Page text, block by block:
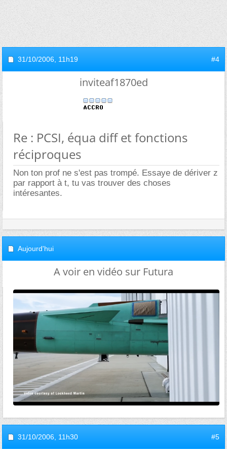
31/10/2006, 11h19 #4
inviteaf1870ed
Re : PCSI, équa diff et fonctions
réciproques
Non ton prof ne s'est pas trompé. Essaye de dériver z
par rapport à t, tu vas trouver des choses
intéresantes.
Aujourd'hui
A voir en vidéo sur Futura
31/10/2006, 11h30 #5